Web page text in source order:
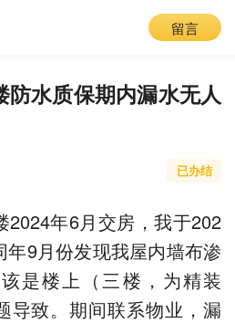
留言
防水质保期内漏水无人
已办结
2024年6月交房，我于202
9月份发现我屋内墙布渗
是楼上（三楼，为精装
导致。期间联系物业，漏